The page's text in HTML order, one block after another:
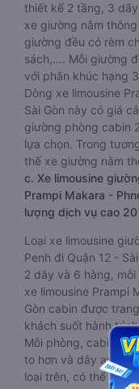
thiết kế 2 tầng, 3
xe giường nằm
giường đều có rèm
sách,…. Mỗi giường
với phân khúc hạng
Dòng xe limousine
Sài Gòn này có giá
giường phòng cabin
lựa chọn. Trong
thế xe giường nằm
c. Xe limousine
Prampi Makara -
lượng dịch vụ cao
Loại xe limousine
Penh đi Quận 12 -
2 dãy và 6 hàng,
xe limousine Prampi
Gòn cabin được
khách suốt hành
Mỗi phòng, cabin
to hơn và dây an
loại trên, có thể lăn